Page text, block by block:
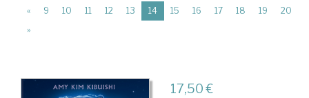
« 9 10 11 12 13 14(current)
15 16 17 18 19
20
»
17,50 €